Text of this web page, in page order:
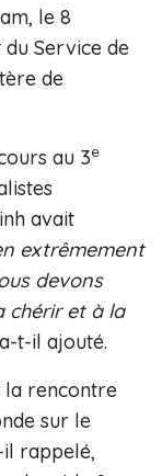
le 8
du Service de
de
au 3e
avait
extrêmement
devons
chérir et à la
t-il ajouté.
la rencontre
sur le
rappelé,